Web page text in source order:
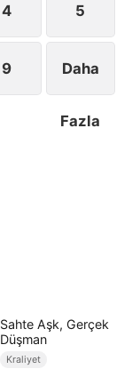
4 5
9 Daha
Fazla
Sahte Aşk, Gerçek
Düşman
Kraliyet